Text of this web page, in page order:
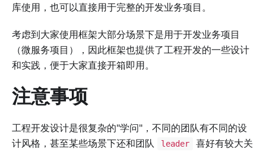
库使用，也可以直接用于完整的开发业务项目。
考虑到大家使用框架大部分场景下是用于开发业务项目
（微服务项目），因此框架也提供了工程开发的一些设计
和实践，便于大家直接开箱即用。
注意事项
工程开发设计是很复杂的"学问"，不同的团队有不同的设
计风格，甚至某些场景下还和团队
leader
喜好有较大关